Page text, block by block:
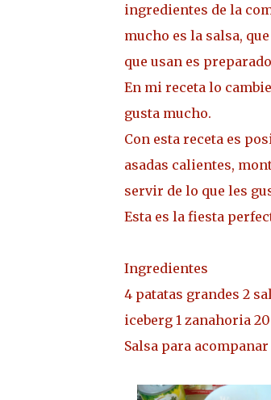
ingredientes de la
mucho es la salsa,
que usan es
En mi receta lo
gusta mucho.
Con esta receta es
asadas calientes,
servir de lo que les
Esta es la fiesta
Ingredientes
4 patatas grandes 2
iceberg 1 zanahoria
Salsa para